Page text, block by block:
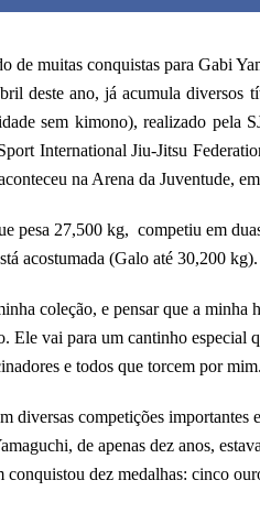
de muitas conquistas para Gabi
deste ano, já acumula
sem kimono), realizado pela
International Jiu-Jitsu
na Arena da Juventude,
pesa 27,500 kg, competiu em
acostumada (Galo até 30,200 kg).
coleção, e pensar que a
Ele vai para um cantinho
e todos que torcem por
diversas competições importantes
de apenas dez anos,
dez medalhas: cinco